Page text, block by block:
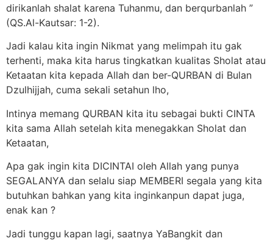
dirikanlah shalat karena Tuhanmu, dan berqurbanlah ”
(QS.Al-Kautsar: 1-2).
Jadi kalau kita ingin Nikmat yang melimpah itu gak
terhenti, maka kita harus tingkatkan kualitas Sholat atau
Ketaatan kita kepada Allah dan ber-QURBAN di Bulan
Dzulhijjah, cuma sekali setahun lho,
Intinya memang QURBAN kita itu sebagai bukti CINTA
kita sama Allah setelah kita menegakkan Sholat dan
Ketaatan,
Apa gak ingin kita DICINTAI oleh Allah yang punya
SEGALANYA dan selalu siap MEMBERI segala yang kita
butuhkan bahkan yang kita inginkanpun dapat juga,
enak kan ?
Jadi tunggu kapan lagi, saatnya YaBangkit dan